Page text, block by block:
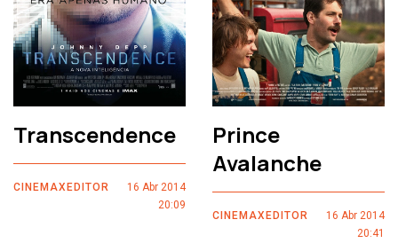
Transcendence
CINEMAXEDITOR
16 Abr 2014
20:09
Prince
Avalanche
CINEMAXEDITOR
16 Abr 2014
20:41